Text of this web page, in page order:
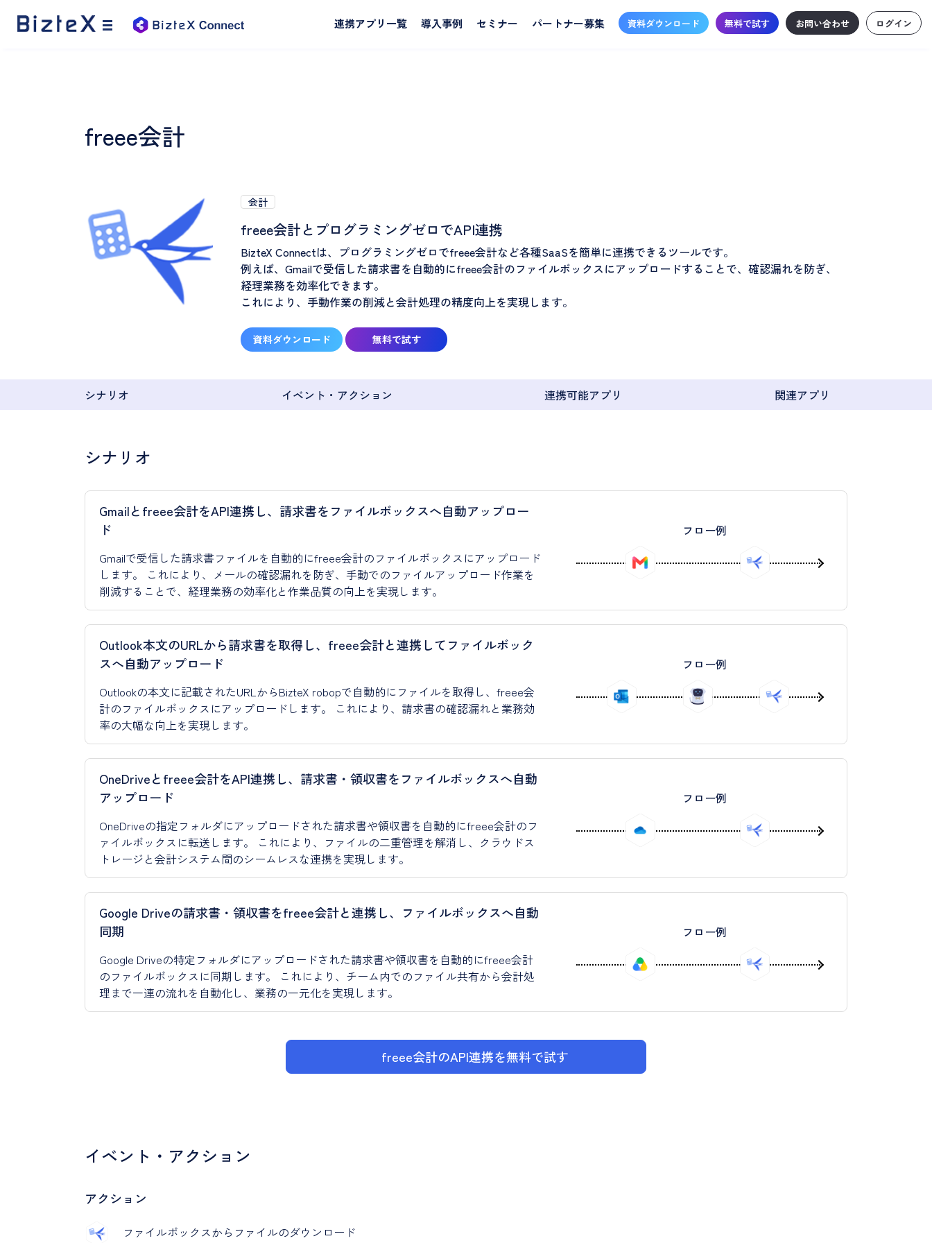
連携アプリ一覧 導入事例 セミナー パートナー募集 資料ダウンロード 無料で試す お問い合わせ ログイン
freee会計
会計
freee会計とプログラミングゼロでAPI連携
BizteX Connectは、プログラミングゼロでfreee会計など各種SaaSを簡単に連携できるツールです。
例えば、Gmailで受信した請求書を自動的にfreee会計のファイルボックスにアップロードすることで、確認漏れを防ぎ、
経理業務を効率化できます。
これにより、手動作業の削減と会計処理の精度向上を実現します。
資料ダウンロード 無料で試す
シナリオ イベント・アクション 連携可能アプリ 関連アプリ
シナリオ
Gmailとfreee会計をAPI連携し、請求書をファイルボックスへ自動アップロー
ド
Gmailで受信した請求書ファイルを自動的にfreee会計のファイルボックスにアップロード
します。 これにより、メールの確認漏れを防ぎ、手動でのファイルアップロード作業を
削減することで、経理業務の効率化と作業品質の向上を実現します。
フロー例
Outlook本文のURLから請求書を取得し、freee会計と連携してファイルボック
スへ自動アップロード
Outlookの本文に記載されたURLからBizteX robopで自動的にファイルを取得し、freee会
計のファイルボックスにアップロードします。 これにより、請求書の確認漏れと業務効
率の大幅な向上を実現します。
フロー例
OneDriveとfreee会計をAPI連携し、請求書・領収書をファイルボックスへ自動
アップロード
OneDriveの指定フォルダにアップロードされた請求書や領収書を自動的にfreee会計のフ
ァイルボックスに転送します。 これにより、ファイルの二重管理を解消し、クラウドス
トレージと会計システム間のシームレスな連携を実現します。
フロー例
Google Driveの請求書・領収書をfreee会計と連携し、ファイルボックスへ自動
同期
Google Driveの特定フォルダにアップロードされた請求書や領収書を自動的にfreee会計
のファイルボックスに同期します。 これにより、チーム内でのファイル共有から会計処
理まで一連の流れを自動化し、業務の一元化を実現します。
フロー例
freee会計のAPI連携を無料で試す
イベント・アクション
アクション
ファイルボックスからファイルのダウンロード